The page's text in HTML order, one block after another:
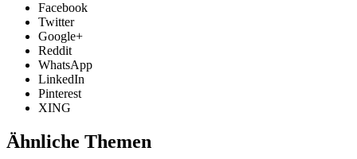
Facebook
Twitter
Google+
Reddit
WhatsApp
LinkedIn
Pinterest
XING
Ähnliche Themen